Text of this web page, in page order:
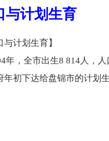
与计划生育
与计划生育】
年，全市出生8 814人，
年初下达给盘锦市的计划